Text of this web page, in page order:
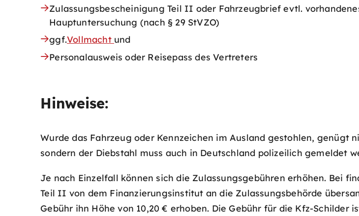
Zulassungsbescheinigung Teil II oder Fahrzeugbrief evtl.
Hauptuntersuchung (nach § 29 StVZO)
ggf.Vollmacht und
Personalausweis oder Reisepass des Vertreters
Hinweise:
Wurde das Fahrzeug oder Kennzeichen im Ausland gestohlen,
sondern der Diebstahl muss auch in Deutschland polizeilich gemeldet
Je nach Einzelfall können sich die Zulassungsgebühren erhöhen. Bei
Teil II von dem Finanzierungsinstitut an die Zulassungsbehörde
Gebühr ihn Höhe von 10,20 € erhoben. Die Gebühr für die Kfz-